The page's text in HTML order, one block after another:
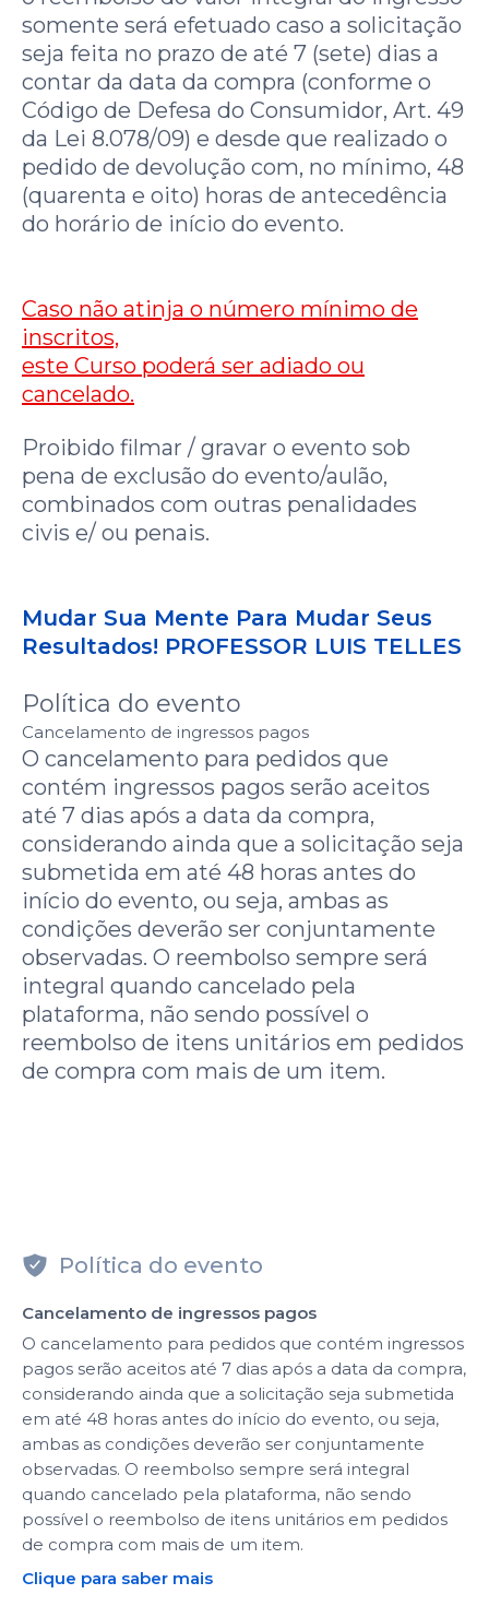
somente será efetuado caso a solicitação
seja feita no prazo de até 7 (sete) dias a
contar da data da compra (conforme o
Código de Defesa do Consumidor, Art. 49
da Lei 8.078/09) e desde que realizado o
pedido de devolução com, no mínimo, 48
(quarenta e oito) horas de antecedência
do horário de início do evento.
Caso não atinja o número mínimo de
inscritos,
este Curso poderá ser adiado ou
cancelado.
Proibido filmar / gravar o evento sob
pena de exclusão do evento/aulão,
combinados com outras penalidades
civis e/ ou penais.
Mudar Sua Mente Para Mudar Seus
Resultados! PROFESSOR LUIS TELLES
Política do evento
Cancelamento de ingressos pagos
O cancelamento para pedidos que
contém ingressos pagos serão aceitos
até 7 dias após a data da compra,
considerando ainda que a solicitação seja
submetida em até 48 horas antes do
início do evento, ou seja, ambas as
condições deverão ser conjuntamente
observadas. O reembolso sempre será
integral quando cancelado pela
plataforma, não sendo possível o
reembolso de itens unitários em pedidos
de compra com mais de um item.
Política do evento
Cancelamento de ingressos pagos
O cancelamento para pedidos que contém ingressos
pagos serão aceitos até 7 dias após a data da compra,
considerando ainda que a solicitação seja submetida
em até 48 horas antes do início do evento, ou seja,
ambas as condições deverão ser conjuntamente
observadas. O reembolso sempre será integral
quando cancelado pela plataforma, não sendo
possível o reembolso de itens unitários em pedidos
de compra com mais de um item.
Clique para saber mais